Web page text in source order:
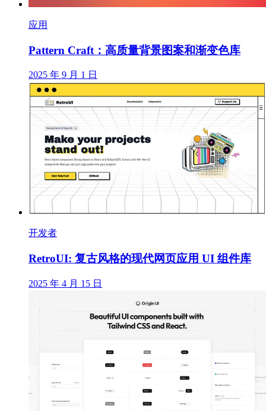
应用
Pattern Craft：高质量背景图案和渐变色库
2025 年 9 月 1 日
开发者
RetroUI: 复古风格的现代网页应用 UI 组件库
2025 年 4 月 15 日